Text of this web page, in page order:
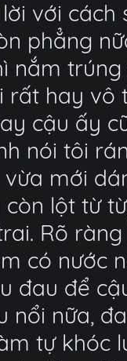
với cách
phẳng
nắm
rất hay vô
cậu ấy
nói tôi
mới
lột từ
Rõ
có nước
đau để
nổi nữa,
tự khóc